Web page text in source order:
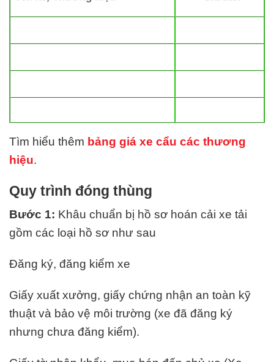
Tìm hiểu thêm bảng giá xe cẩu các thương
hiệu.
Quy trình đóng thùng
Bước 1: Khâu chuẩn bị hồ sơ hoán cải xe tải
gồm các loại hồ sơ như sau
Đăng ký, đăng kiểm xe
Giấy xuất xưởng, giấy chứng nhận an toàn kỹ
thuật và bảo vệ môi trường (xe đã đăng ký
nhưng chưa đăng kiểm).